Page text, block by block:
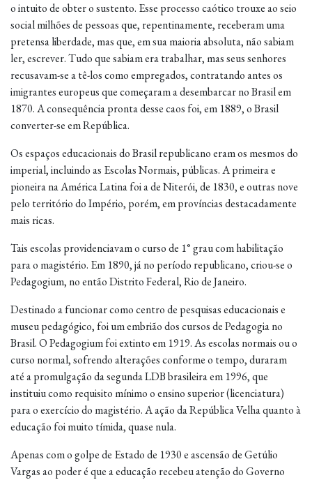
o intuito de obter o sustento. Esse processo caótico trouxe ao seio
social milhões de pessoas que, repentinamente, receberam uma
pretensa liberdade, mas que, em sua maioria absoluta, não sabiam
ler, escrever. Tudo que sabiam era trabalhar, mas seus senhores
recusavam-se a tê-los como empregados, contratando antes os
imigrantes europeus que começaram a desembarcar no Brasil em
1870. A consequência pronta desse caos foi, em 1889, o Brasil
converter-se em República.
Os espaços educacionais do Brasil republicano eram os mesmos do
imperial, incluindo as Escolas Normais, públicas. A primeira e
pioneira na América Latina foi a de Niterói, de 1830, e outras nove
pelo território do Império, porém, em províncias destacadamente
mais ricas.
Tais escolas providenciavam o curso de 1° grau com habilitação
para o magistério. Em 1890, já no período republicano, criou-se o
Pedagogium, no então Distrito Federal, Rio de Janeiro.
Destinado a funcionar como centro de pesquisas educacionais e
museu pedagógico, foi um embrião dos cursos de Pedagogia no
Brasil. O Pedagogium foi extinto em 1919. As escolas normais ou o
curso normal, sofrendo alterações conforme o tempo, duraram
até a promulgação da segunda LDB brasileira em 1996, que
instituiu como requisito mínimo o ensino superior (licenciatura)
para o exercício do magistério. A ação da República Velha quanto à
educação foi muito tímida, quase nula.
Apenas com o golpe de Estado de 1930 e ascensão de Getúlio
Vargas ao poder é que a educação recebeu atenção do Governo